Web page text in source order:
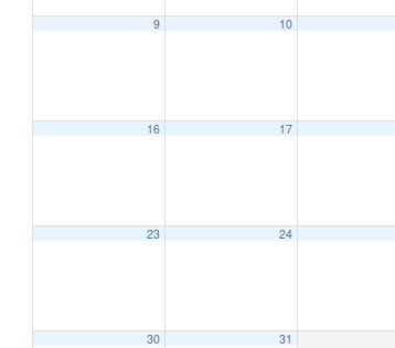
9 10
16 17
23 24
30 31
4:00 AM